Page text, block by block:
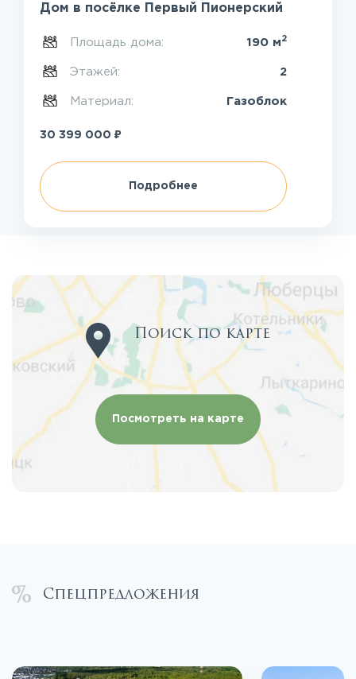
Дом в посёлке Первый Пионерский
Площадь дома: 190 м 2
Этажей: 2
Материал: Газоблок
30 399 000 ₽
Подробнее
Поиск по карте
Посмотреть на карте
Спецпредложения